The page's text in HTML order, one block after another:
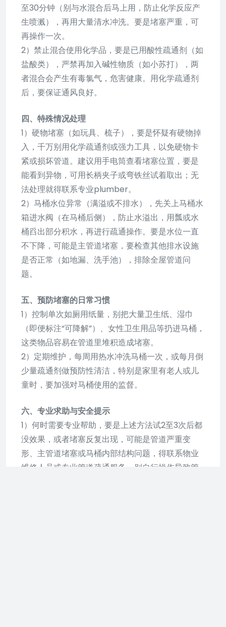
至30分钟（别与水混合后马上用，防止化学反应产
生喷溅），再用大量清水冲洗。要是堵塞严重，可
再操作一次。
2）禁止混合使用化学品，要是已用酸性疏通剂（如
盐酸类），严禁再加入碱性物质（如小苏打），两
者混合会产生有毒氯气，危害健康。用化学疏通剂
后，要保证通风良好。
四、特殊情况处理
1）硬物堵塞（如玩具、梳子），要是怀疑有硬物掉
入，千万别用化学疏通剂或强力工具，以免硬物卡
紧或损坏管道。建议用手电筒查看堵塞位置，要是
能看到异物，可用长柄夹子或弯铁丝试着取出；无
法处理就得联系专业plumber。
2）马桶水位异常（满溢或不排水），先关上马桶水
箱进水阀（在马桶后侧），防止水溢出，用瓢或水
桶舀出部分积水，再进行疏通操作。要是水位一直
不下降，可能是主管道堵塞，要检查其他排水设施
是否正常（如地漏、洗手池），排除全屋管道问
题。
五、预防堵塞的日常习惯
1）控制单次如厕用纸量，别把大量卫生纸、湿巾
（即便标注“可降解”）、女性卫生用品等扔进马桶，
这类物品容易在管道里堆积造成堵塞。
2）定期维护，每周用热水冲洗马桶一次，或每月倒
少量疏通剂做预防性清洁，特别是家里有老人或儿
童时，要加强对马桶使用的监督。
六、专业求助与安全提示
1）何时需要专业帮助，要是上述方法试2至3次后都
没效果，或者堵塞反复出现，可能是管道严重变
形、主管道堵塞或马桶内部结构问题，得联系物业
维修人员或专业管道疏通服务，别自行操作导致管